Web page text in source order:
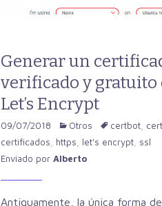
Generar un
verificado y gratuito
Let’s Encrypt
09/07/2018 Otros certbot,
certificados, https, let's encrypt, ssl
Enviado por Alberto
Antiguamente, la única forma